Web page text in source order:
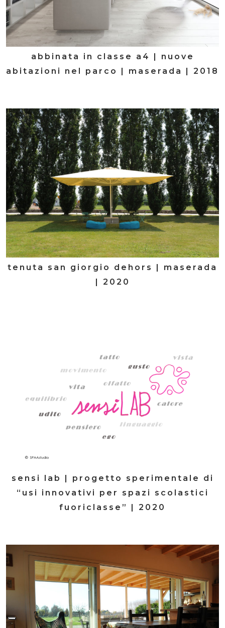
abbinata in classe a4 | nuove
abitazioni nel parco | maserada | 2018
tenuta san giorgio dehors | maserada
| 2020
sensi lab | progetto sperimentale di
“usi innovativi per spazi scolastici
fuoriclasse” | 2020